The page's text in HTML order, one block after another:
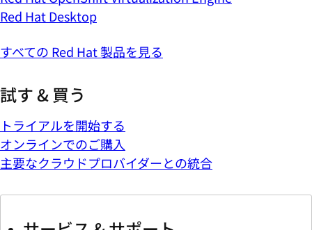
Red Hat Desktop
すべての Red Hat 製品を見る
試す & 買う
トライアルを開始する
オンラインでのご購入
主要なクラウドプロバイダーとの統合